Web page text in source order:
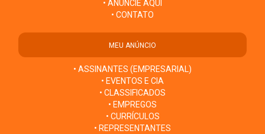
• ANUNCIE AQUI
• CONTATO
MEU ANÚNCIO
• ASSINANTES (EMPRESARIAL)
• EVENTOS E CIA
• CLASSIFICADOS
• EMPREGOS
• CURRÍCULOS
• REPRESENTANTES